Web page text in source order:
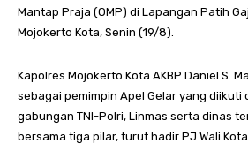
Mantap Praja (OMP) di Lapangan Patih
Mojokerto Kota, Senin (19/8).
Kapolres Mojokerto Kota AKBP Daniel S.
sebagai pemimpin Apel Gelar yang diikuti
gabungan TNI-Polri, Linmas serta dinas
bersama tiga pilar, turut hadir PJ Wali